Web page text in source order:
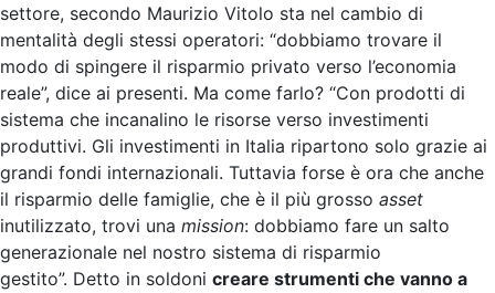
settore, secondo Maurizio Vitolo sta nel cambio di
mentalità degli stessi operatori: “dobbiamo trovare il
modo di spingere il risparmio privato verso l’economia
reale”, dice ai presenti. Ma come farlo? “Con prodotti di
sistema che incanalino le risorse verso investimenti
produttivi. Gli investimenti in Italia ripartono solo grazie ai
grandi fondi internazionali. Tuttavia forse è ora che anche
il risparmio delle famiglie, che è il più grosso asset
inutilizzato, trovi una mission: dobbiamo fare un salto
generazionale nel nostro sistema di risparmio
gestito”. Detto in soldoni creare strumenti che vanno a